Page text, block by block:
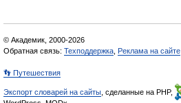
© Академик, 2000-2026
Обратная связь: Техподдержка Реклама на сайте
👣 Путешествия
Экспорт словарей на сайты , сделанные на PHP,